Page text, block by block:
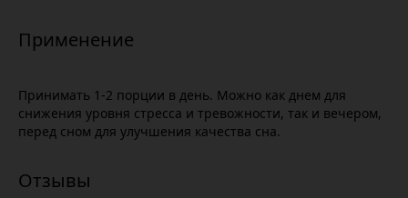
Принимать 1-2 порции в день. Можно как днем для
снижения уровня стресса и тревожности, так и вечером,
перед сном для улучшения качества сна.